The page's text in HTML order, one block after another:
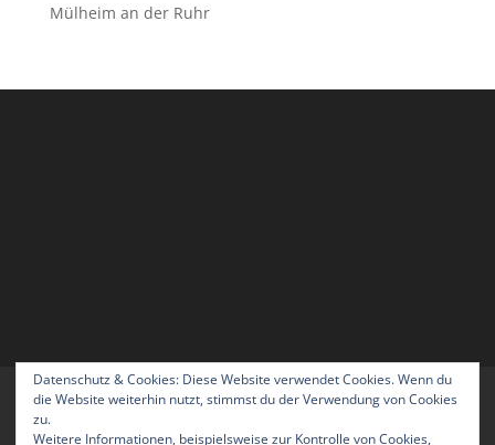
Mülheim an der Ruhr
Home Blog Über uns
Kontakt
Datenschutz & Cookies: Diese Website verwendet Cookies. Wenn du
die Website weiterhin nutzt, stimmst du der Verwendung von Cookies
zu.
Weitere Informationen, beispielsweise zur Kontrolle von Cookies,